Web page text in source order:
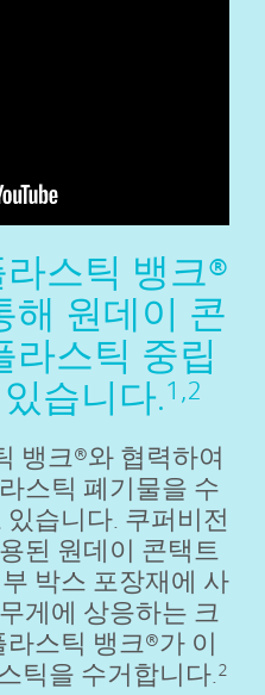
스틱 뱅크®
해 원데이 콘
라스틱 중립
습니다.1,2
뱅크®와 협력하여
스틱 폐기물을 수
습니다. 쿠퍼비전
된 원데이 콘택트
박스 포장재에 사
게에 상응하는 크
스틱 뱅크®가 이
틱을 수거합니다.2